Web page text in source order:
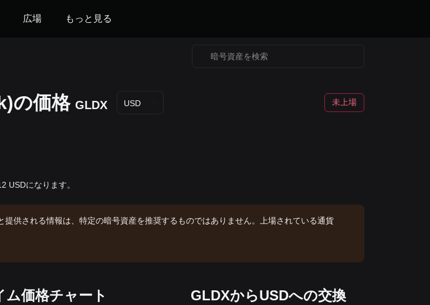
広場 もっと見る
の‌価格 GLDX USD 未上場
USDになります。
供される情報は、特定の暗号資産を推奨するものではありません。上場されている通貨
価格チャート
GLDXからUSDへの交換